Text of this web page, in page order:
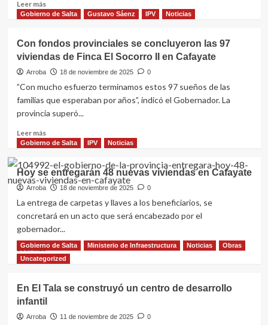
en
Leer másLeer
más
Gobierno
provincial
avanza
obra
de
de
cañerías
en
Villa
Mónica
Gobierno de Salta Gustavo Sáenz IPV Noticias
Con fondos provinciales se concluyeron las 97
viviendas de Finca El Socorro II en Cafayate
Arroba 18 de noviembre de 2025 0
”Con mucho esfuerzo terminamos estos 97 sueños de las
familias que esperaban por años”, indicó el Gobernador. La
provincia superó...
Leer másLeer
más
Con
fondos
provinciales
97
viviendas
de
Socorro
en
Gobierno de Salta IPV Noticias
Hoy se entregarán 48 nuevas viviendas en Cafayate
Arroba 18 de noviembre de 2025 0
La entrega de carpetas y llaves a los beneficiarios, se
concretará en un acto que será encabezado por el
gobernador...
Leer másLeer
más
se
entregarán
48
Gobierno de Salta Ministerio de Infraestructura Noticias
Obras
Uncategorized
En El Tala se construyó un centro de desarrollo
infantil
Arroba 11 de noviembre de 2025 0